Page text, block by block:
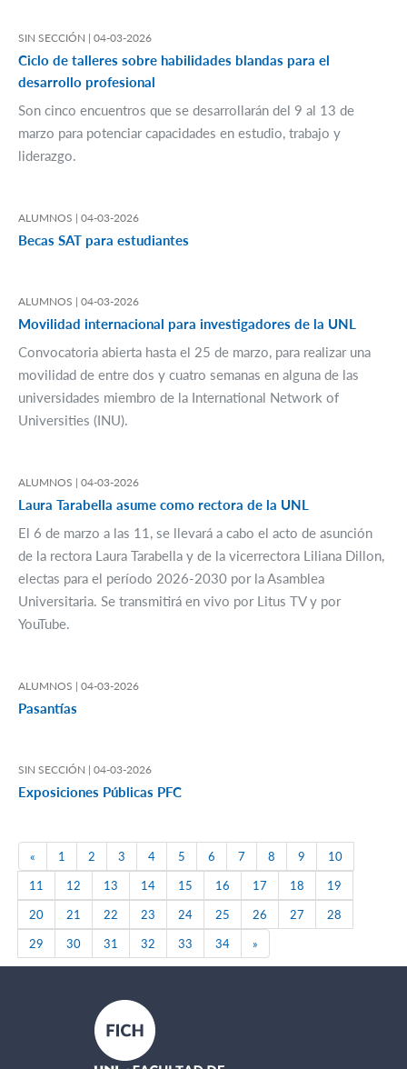
SIN SECCIÓN | 04-03-2026
Ciclo de talleres sobre habilidades blandas para el
desarrollo profesional
Son cinco encuentros que se desarrollarán del 9 al 13 de
marzo para potenciar capacidades en estudio, trabajo y
liderazgo.
ALUMNOS | 04-03-2026
Becas SAT para estudiantes
ALUMNOS | 04-03-2026
Movilidad internacional para investigadores de la UNL
Convocatoria abierta hasta el 25 de marzo, para realizar una
movilidad de entre dos y cuatro semanas en alguna de las
universidades miembro de la International Network of
Universities (INU).
ALUMNOS | 04-03-2026
Laura Tarabella asume como rectora de la UNL
El 6 de marzo a las 11, se llevará a cabo el acto de asunción
de la rectora Laura Tarabella y de la vicerrectora Liliana Dillon,
electas para el período 2026-2030 por la Asamblea
Universitaria. Se transmitirá en vivo por Litus TV y por
YouTube.
ALUMNOS | 04-03-2026
Pasantías
SIN SECCIÓN | 04-03-2026
Exposiciones Públicas PFC
« Previous
1 2 3 4 5 6 7 8 9
10
11
12 13 14 15 16 17 18
19
20
21 22 23 24 25 26 27
28
29
30 31 32 33 34 »